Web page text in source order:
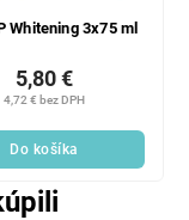
Whitening 3x75 ml
4,72 € bez DPH
5,80 €
Do košíka